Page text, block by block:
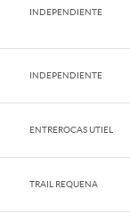
INDEPENDIENTE
INDEPENDIENTE
ENTREROCAS UTIEL
TRAIL REQUENA